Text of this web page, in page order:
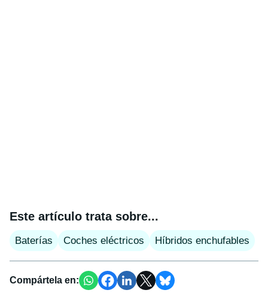
Este artículo trata sobre...
Baterías Coches eléctricos Híbridos enchufables
Compártela en: